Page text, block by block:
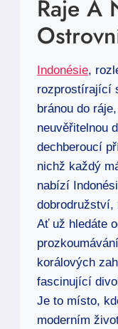
Raje A
Indonésie,
rozprostírající
bránou do
neuvěřitelnou
dechberoucí
nichž každý
nabízí
dobrodružství,
Ať už hledáte
korálových
fascinující
Je to místo,
moderním